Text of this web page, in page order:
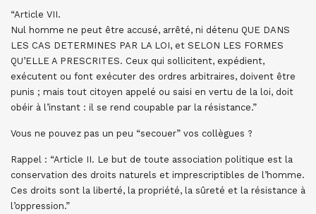
“Article VII.
Nul homme ne peut être accusé, arrêté, ni détenu QUE DANS
LES CAS DETERMINES PAR LA LOI, et SELON LES FORMES
QU’ELLE A PRESCRITES. Ceux qui sollicitent, expédient,
exécutent ou font exécuter des ordres arbitraires, doivent être
punis ; mais tout citoyen appelé ou saisi en vertu de la loi, doit
obéir à l’instant : il se rend coupable par la résistance.”
Vous ne pouvez pas un peu “secouer” vos collègues ?
Rappel : “Article II. Le but de toute association politique est la
conservation des droits naturels et imprescriptibles de l’homme.
Ces droits sont la liberté, la propriété, la sûreté et la résistance à
l’oppression.”